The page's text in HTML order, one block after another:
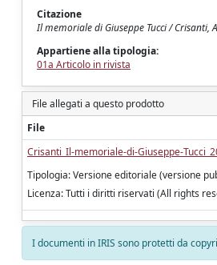
Citazione
Il memoriale di Giuseppe Tucci / Crisanti,
Appartiene alla tipologia:
01a Articolo in rivista
File allegati a questo prodotto
File
Crisanti_Il-memoriale-di-Giuseppe-
Tipologia: Versione editoriale (versione
Licenza: Tutti i diritti riservati (All rights
I documenti in IRIS sono protetti da